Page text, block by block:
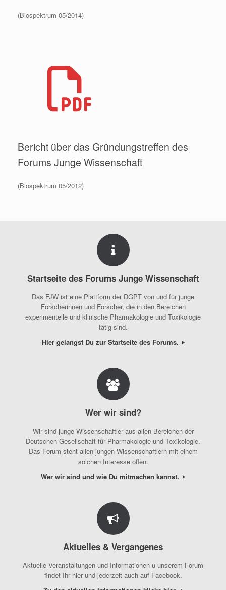
(Biospektrum 05/2014)
Bericht über das Gründungstreffen des
Forums Junge Wissenschaft
(Biospektrum 05/2012)
Startseite des Forums Junge Wissenschaft
Das FJW ist eine Plattform der DGPT von und für junge
Forscherinnen und Forscher, die in den Bereichen
experimentelle und klinische Pharmakologie und Toxikologie
tätig sind.
Hier gelangst Du zur Startseite des Forums.
Wer wir sind?
Wir sind junge Wissenschaftler aus allen Bereichen der
Deutschen Gesellschaft für Pharmakologie und Toxikologie.
Das Forum steht allen jungen Wissenschaftlern mit einem
solchen Interesse offen.
Wer wir sind und wie Du mitmachen kannst.
Aktuelles & Vergangenes
Aktuelle Veranstaltungen und Informationen u unserem Forum
findet Ihr hier und jederzeit auch auf Facebook.